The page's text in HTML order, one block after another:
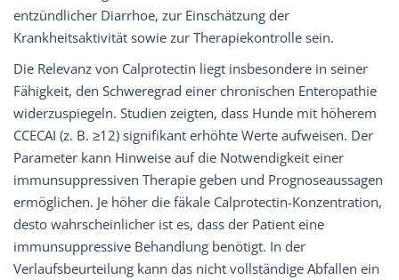
entzündlicher Diarrhoe, zur Einschätzung der
Krankheitsaktivität sowie zur Therapiekontrolle sein.
Die Relevanz von Calprotectin liegt insbesondere in seiner
Fähigkeit, den Schweregrad einer chronischen Enteropathie
widerzuspiegeln. Studien zeigten, dass Hunde mit höherem
CCECAI (z. B. ≥12) signifikant erhöhte Werte aufweisen. Der
Parameter kann Hinweise auf die Notwendigkeit einer
immunsuppressiven Therapie geben und Prognoseaussagen
ermöglichen. Je höher die fäkale Calprotectin-Konzentration,
desto wahrscheinlicher ist es, dass der Patient eine
immunsuppressive Behandlung benötigt. In der
Verlaufsbeurteilung kann das nicht vollständige Abfallen ein